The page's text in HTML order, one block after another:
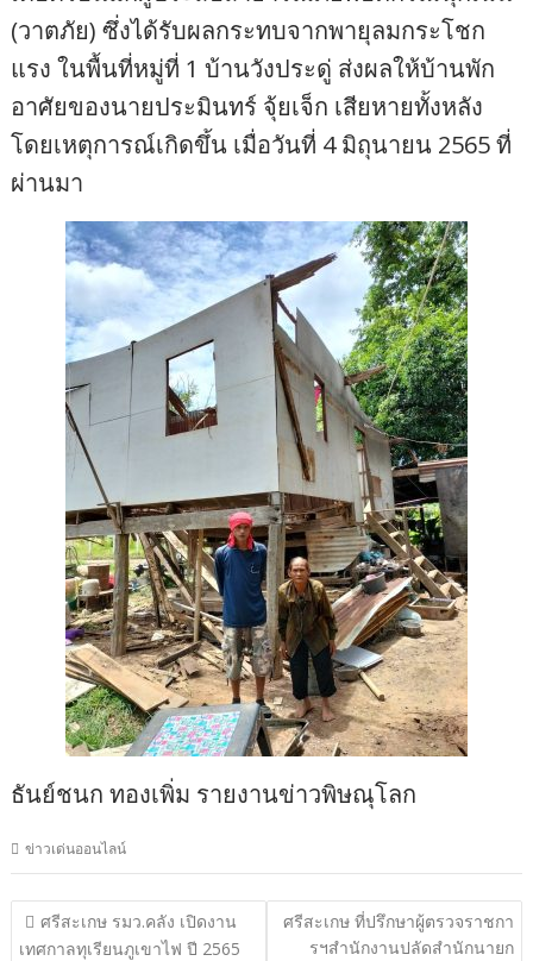
(วาตภัย) ซึ่งได้รับผลกระทบจากพายุลมกระโชก
แรง ในพื้นที่หมู่ที่ 1 บ้านวังประดู่ ส่งผลให้บ้านพัก
อาศัยของนายประมินทร์ จุ้ยเจ็ก เสียหายทั้งหลัง
โดยเหตุการณ์เกิดขึ้น เมื่อวันที่ 4 มิถุนายน 2565 ที่
ผ่านมา
ธันย์ชนก ทองเพิ่ม รายงานข่าวพิษณุโลก
ข่าวเด่นออนไลน์
แนะแนว
ศรีสะเกษ รมว.คลัง เปิดงาน
เทศกาลทุเรียนภูเขาไฟ ปี 2565
ศรีสะเกษ ที่ปรึกษาผู้ตรวจราชกา
รฯสำนักงานปลัดสำนักนายก